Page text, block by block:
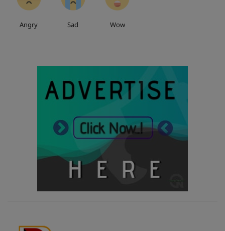
Angry Sad Wow